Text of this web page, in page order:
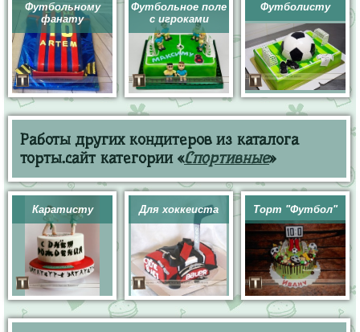
Футбольному
фанату
Футбольное поле
с игроками
Футболисту
Работы других кондитеров из каталога
торты.сайт категории «Спортивные»
Каратисту Для хоккеиста Торт "Футбол"